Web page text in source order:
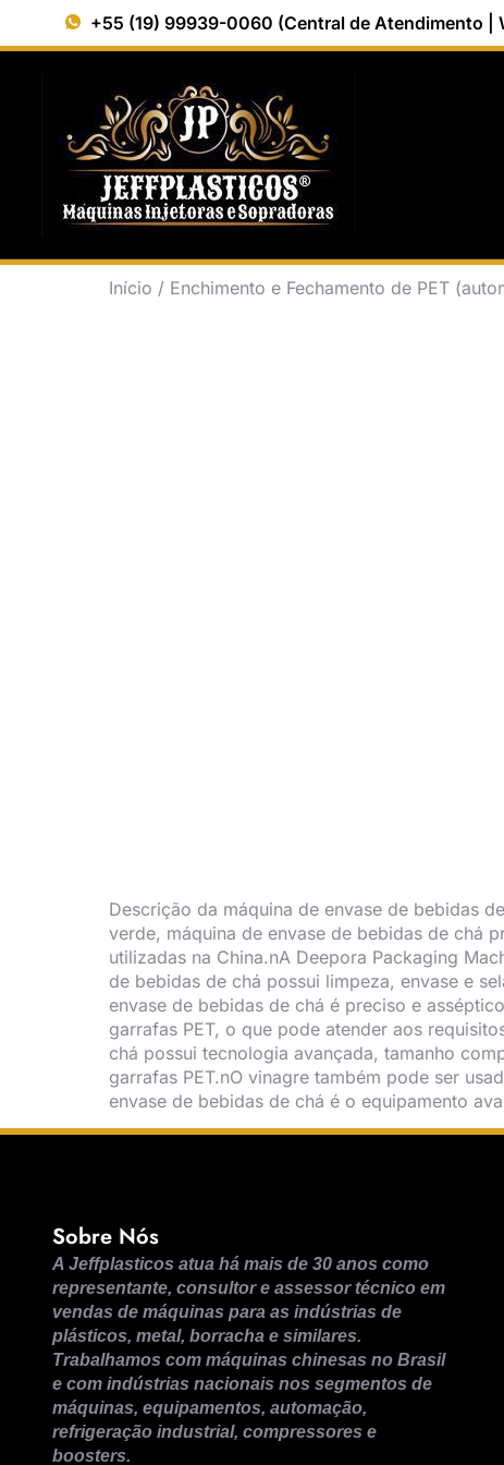
+55 (19) 99939-0060 (Central de Atendimento |
Início / Enchimento e Fechamento de PET
Descrição da máquina de envase de bebidas
verde, máquina de envase de bebidas de chá
utilizadas na China.nA Deepora Packaging
de bebidas de chá possui limpeza, envase e
envase de bebidas de chá é preciso e
garrafas PET, o que pode atender aos
chá possui tecnologia avançada, tamanho
garrafas PET.nO vinagre também pode ser
envase de bebidas de chá é o equipamento
Sobre Nós
A Jeffplasticos atua há mais de 30 anos como
representante, consultor e assessor técnico em
vendas de máquinas para as indústrias de
plásticos, metal, borracha e similares.
Trabalhamos com máquinas chinesas no Brasil
e com indústrias nacionais nos segmentos de
máquinas, equipamentos, automação,
refrigeração industrial, compressores e
boosters.